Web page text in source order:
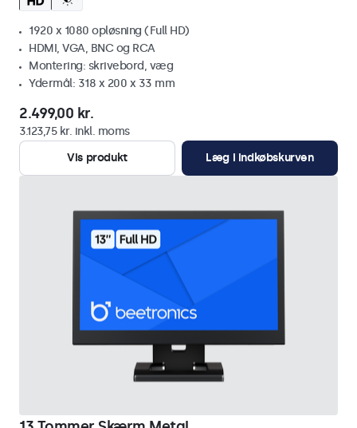
1920 x 1080 opløsning (Full HD)
HDMI, VGA, BNC og RCA
Montering: skrivebord, væg
Ydermål: 318 x 200 x 33 mm
2.499,00 kr.
3.123,75 kr. inkl. moms
Vis produkt
Læg i indkøbskurven